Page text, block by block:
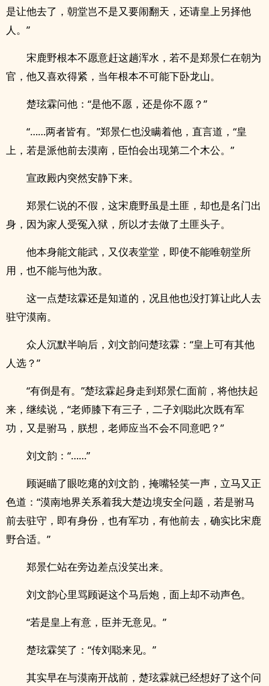
是让他去了，朝堂岂不是又要闹翻天，还请皇上另择他
人。”
宋鹿野根本不愿意赶这趟浑水，若不是郑景仁在朝为
官，他又喜欢得紧，当年根本不可能下卧龙山。
楚玹霖问他：“是他不愿，还是你不愿？”
“……两者皆有。”郑景仁也没瞒着他，直言道，“皇
上，若是派他前去漠南，臣怕会出现第二个木公。”
宣政殿内突然安静下来。
郑景仁说的不假，这宋鹿野虽是土匪，却也是名门出
身，因为家人受冤入狱，所以才去做了土匪头子。
他本身能文能武，又仪表堂堂，即使不能唯朝堂所
用，也不能与他为敌。
这一点楚玹霖还是知道的，况且他也没打算让此人去
驻守漠南。
众人沉默半响后，刘文韵问楚玹霖：“皇上可有其他
人选？”
“有倒是有。”楚玹霖起身走到郑景仁面前，将他扶起
来，继续说，“老师膝下有三子，二子刘聪此次既有军
功，又是驸马，朕想，老师应当不会不同意吧？”
刘文韵：“……”
顾诞瞄了眼吃瘪的刘文韵，掩嘴轻笑一声，立马又正
色道：“漠南地界关系着我大楚边境安全问题，若是驸马
前去驻守，即有身份，也有军功，有他前去，确实比宋鹿
野合适。”
郑景仁站在旁边差点没笑出来。
刘文韵心里骂顾诞这个马后炮，面上却不动声色。
“若是皇上有意，臣并无意见。”
楚玹霖笑了：“传刘聪来见。”
其实早在与漠南开战前，楚玹霖就已经想好了这个问